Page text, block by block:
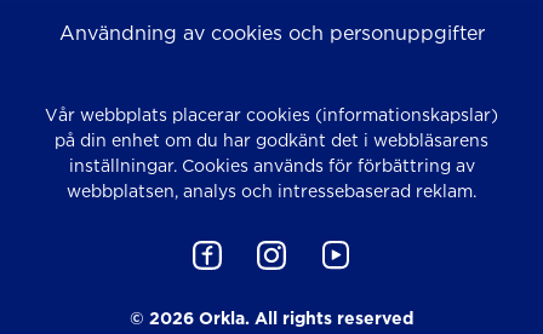
Användning av cookies och personuppgifter
Vår webbplats placerar cookies (informationskapslar)
på din enhet om du har godkänt det i webbläsarens
inställningar. Cookies används för förbättring av
webbplatsen, analys och intressebaserad reklam.
© 2026 Orkla. All rights reserved